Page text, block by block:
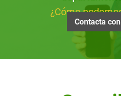
¿Cómo
Contacta